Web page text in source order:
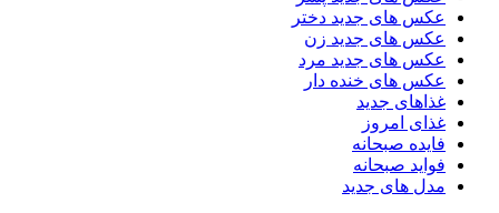
عکس های جدید دختر
عکس های جدید زن
عکس های جدید مرد
عکس های خنده دار
غذاهای جدید
غذای امروز
فایده صبحانه
فواید صبحانه
مدل های جدید